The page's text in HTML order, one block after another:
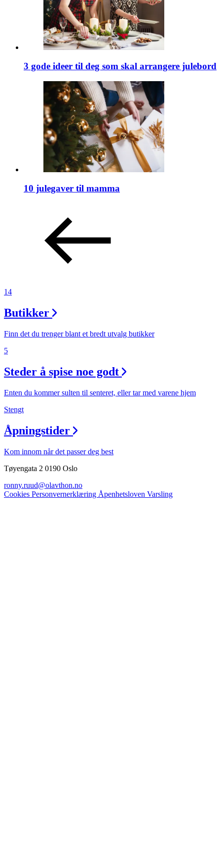
3 gode ideer til deg som skal arrangere julebord
10 julegaver til mamma
14
Butikker
Finn det du trenger blant et bredt utvalg butikker
5
Steder å spise noe godt
Enten du kommer sulten til senteret, eller tar med varene hjem
Stengt
Åpningstider
Kom innom når det passer deg best
Tøyengata 2 0190 Oslo
ronny.ruud@olavthon.no
Cookies Personvernerklæring Åpenhetsloven Varsling